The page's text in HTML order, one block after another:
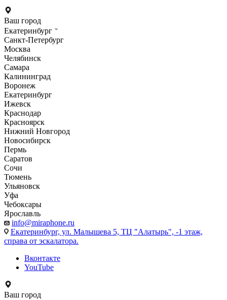
Ваш город
Екатеринбург
Санкт-Петербург
Москва
Челябинск
Самара
Калининград
Воронеж
Екатеринбург
Ижевск
Краснодар
Красноярск
Нижний Новгород
Новосибирск
Пермь
Саратов
Сочи
Тюмень
Ульяновск
Уфа
Чебоксары
Ярославль
info@miraphone.ru
Екатеринбург, ул. Малышева 5, ТЦ "Алатырь", -1 этаж,
справа от эскалатора.
Вконтакте
YouTube
Ваш город